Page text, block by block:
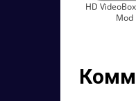
HD
Mod